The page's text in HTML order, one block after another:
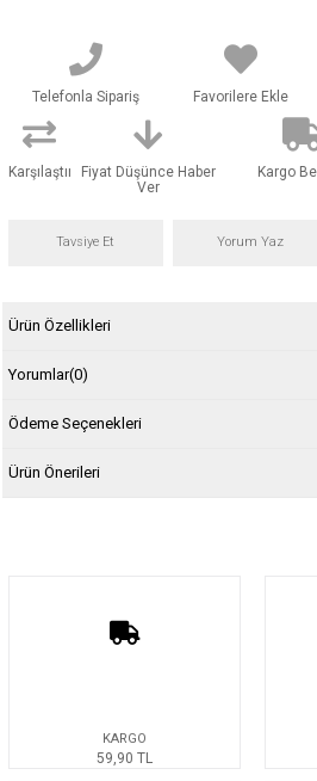
Telefonla Sipariş Favorilere Ekle
Karşılaştır
Fiyat Düşünce Haber
Ver
Kargo
Tavsiye Et Yorum Yaz
Ürün Özellikleri
Yorumlar(0)
Ödeme Seçenekleri
Ürün Önerileri
KARGO
59,90 TL